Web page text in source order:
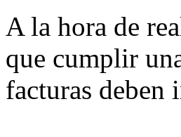
A la hora de
que cumplir
facturas deben